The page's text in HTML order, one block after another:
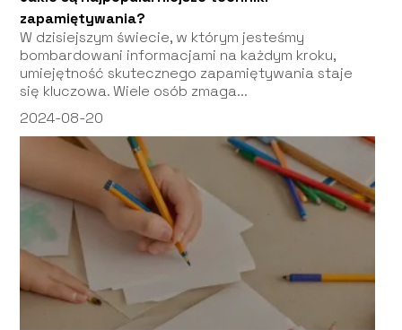
zapamiętywania?
W dzisiejszym świecie, w którym jesteśmy
bombardowani informacjami na każdym kroku,
umiejętność skutecznego zapamiętywania staje
się kluczowa. Wiele osób zmaga...
2024-08-20